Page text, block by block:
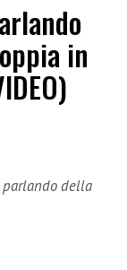
in
parlando della